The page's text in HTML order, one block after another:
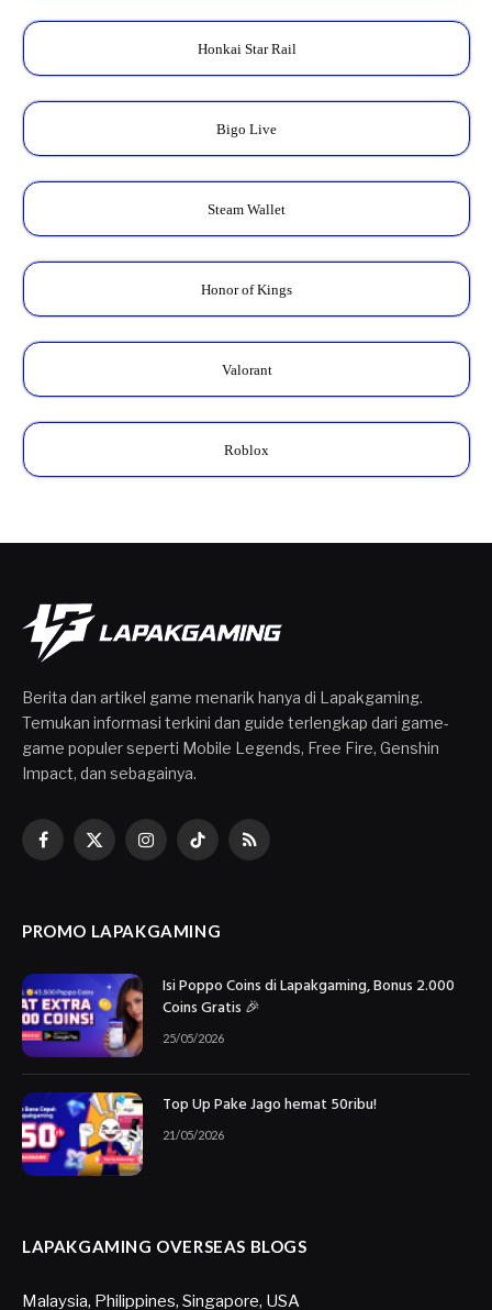
Honkai Star Rail
Bigo Live
Steam Wallet
Honor of Kings
Valorant
Roblox
Berita dan artikel game menarik hanya di Lapakgaming.
Temukan informasi terkini dan guide terlengkap dari game-
game populer seperti Mobile Legends, Free Fire, Genshin
Impact, dan sebagainya.
Facebook
X
InstagramTikTokRSS
PROMO LAPAKGAMING
Isi Poppo Coins di Lapakgaming, Bonus 2.000
Coins Gratis 🎉
25/05/2026
Top Up Pake Jago hemat 50ribu!
21/05/2026
LAPAKGAMING OVERSEAS BLOGS
Malaysia, Philippines, Singapore, USA